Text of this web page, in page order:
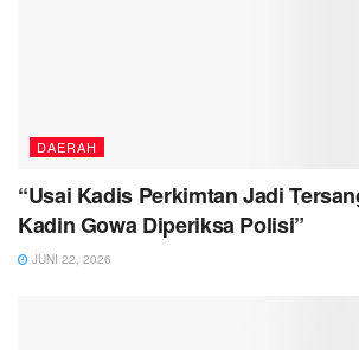
DAERAH
“Usai Kadis Perkimtan Jadi
Kadin Gowa Diperiksa Polisi”
JUNI 22, 2026